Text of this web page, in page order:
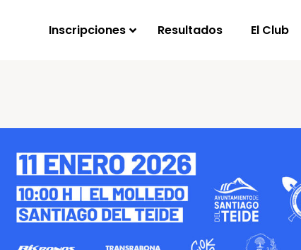
Inscripciones Resultados El Club